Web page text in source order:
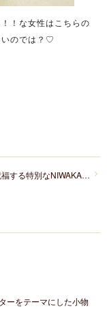
！な女性はこちらの
いのでは？♡
お二人を祝福する特別なNIWAKAのことほぎセットリング
ーをテーマにした小物